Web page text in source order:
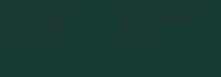
AMMENDANTE
ATTIVATORE
BIOLOGICO
BIOPROMOTORE A
BASE DI ALGHE
3N+10C